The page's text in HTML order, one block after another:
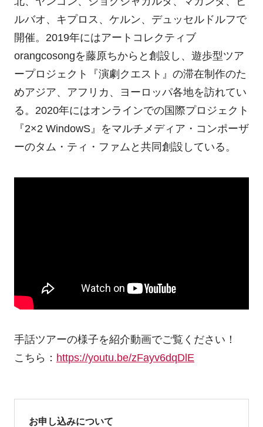
ルバオ、キプロス、ケルン、デュッセルドルフで
開催。2019年にはアートコレクティブ
orangcosongを藤原ちからと創設し、遊歩型ツア
ープロジェクト『演劇クエスト』の滞在制作のた
めアジア、アフリカ、ヨーロッパ各地を訪れてい
る。2020年にはオンラインでの国際プロジェクト
『2×2 WindowS』をマルチメディア・コンポーザ
ーのタム・ティ・ファムと共同創設している。
手話ツアーの様子を紹介動画でご覧ください！
こちら： https://youtu.be/zFayv6dqDlE
お申し込みについて